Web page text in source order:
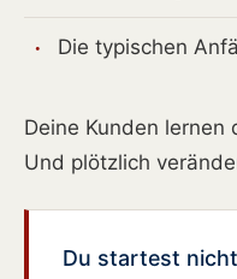
Die typischen
Deine Kunden lernen
Und plötzlich
Du startest